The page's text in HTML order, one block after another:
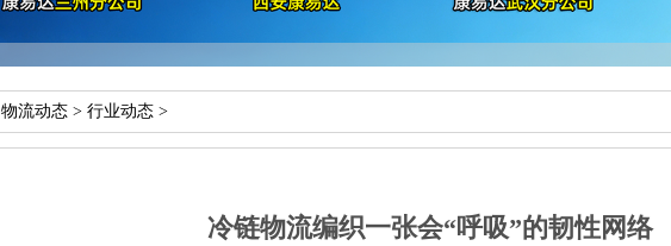
物流动态> 行业动态>
冷链物流编织一张会“呼吸”的韧性网络